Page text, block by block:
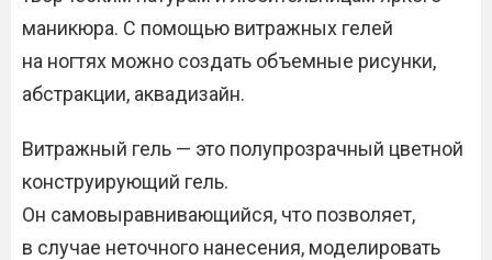
маникюра. С помощью витражных гелей
на ногтях можно создать объемные рисунки,
абстракции, аквадизайн.
Витражный гель — это полупрозрачный цветной
конструирующий гель.
Он самовыравнивающийся, что позволяет,
в случае неточного нанесения, моделировать